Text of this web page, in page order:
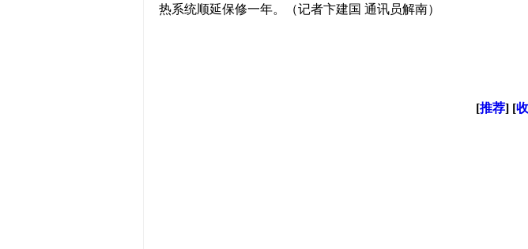
热系统顺延保修一年。（记者卞建国 通讯员解南）
[推荐] [